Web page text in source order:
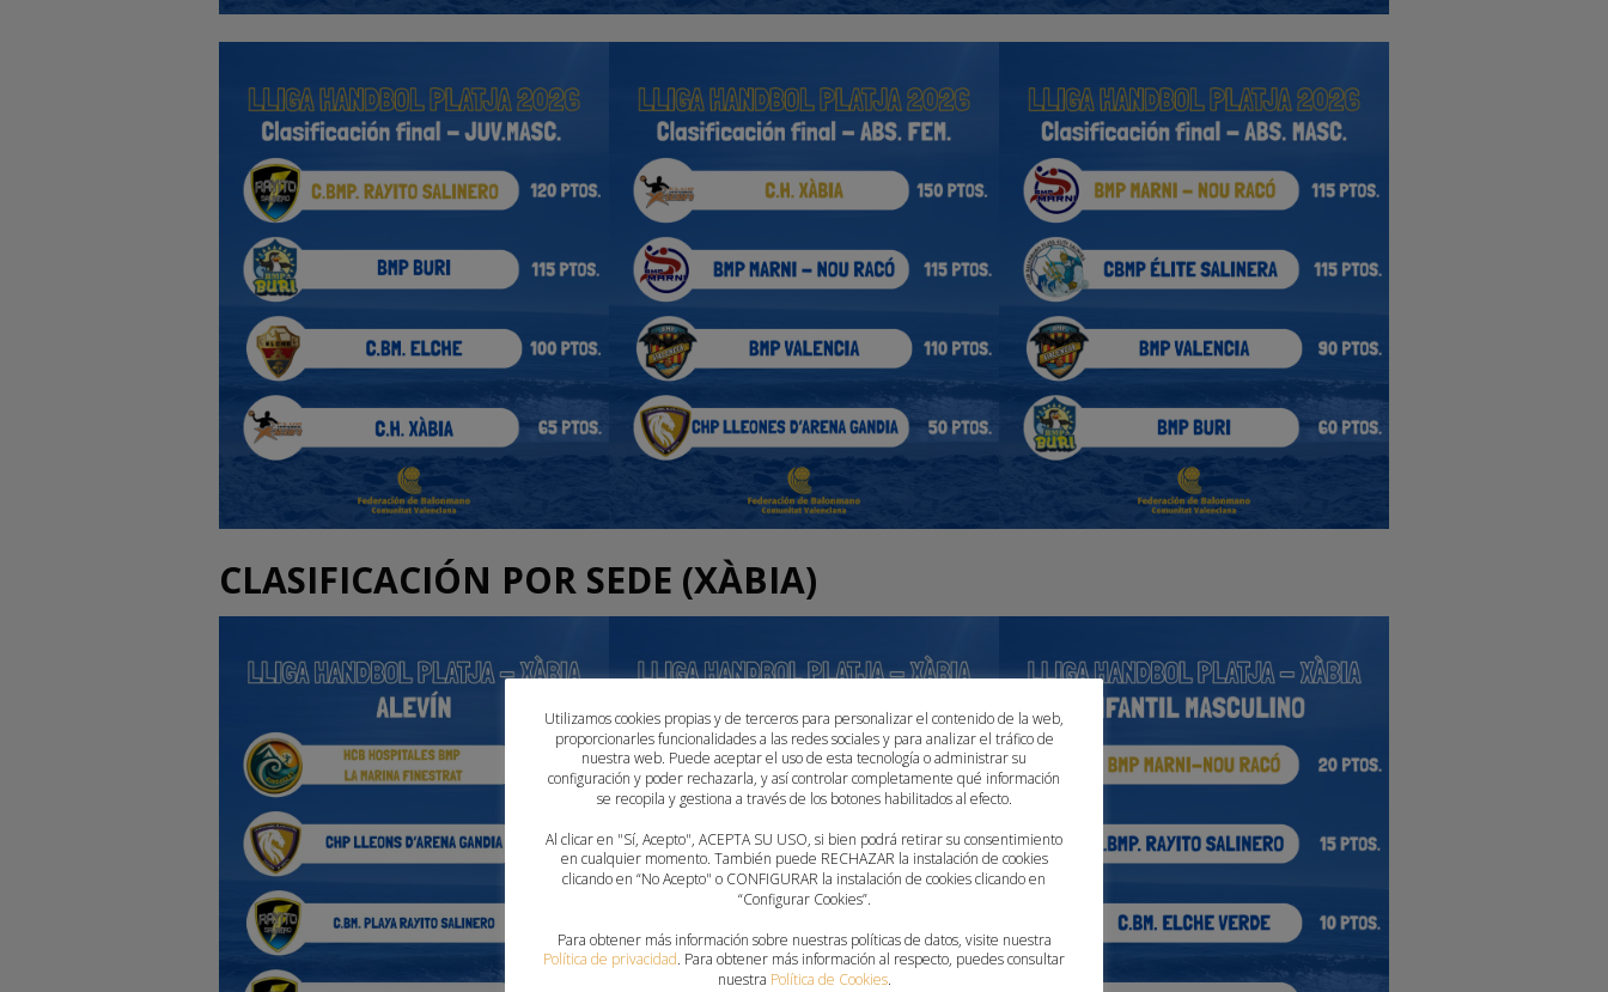
CLASIFICACIÓN POR SEDE (XÀBIA)
Utilizamos cookies propias y de terceros para personalizar el contenido de la web,
proporcionarles funcionalidades a las redes sociales y para analizar el tráfico de
nuestra web. Puede aceptar el uso de esta tecnología o administrar su
configuración y poder rechazarla, y así controlar completamente qué información
se recopila y gestiona a través de los botones habilitados al efecto.
Al clicar en "Sí, Acepto", ACEPTA SU USO, si bien podrá retirar su consentimiento
en cualquier momento. También puede RECHAZAR la instalación de cookies
clicando en “No Acepto" o CONFIGURAR la instalación de cookies clicando en
“Configurar Cookies”.
Para obtener más información sobre nuestras políticas de datos, visite nuestra
Política de privacidad. Para obtener más información al respecto, puedes consultar
nuestra Política de Cookies.